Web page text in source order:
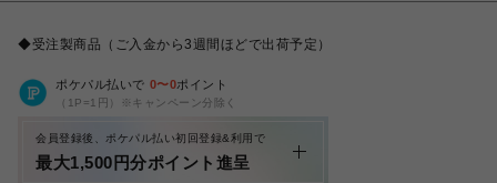
◆受注製商品（ご入金から3週間ほどで出荷予定）
ポケパル払いで 0〜0ポイント
（1P=1円）※キャンペーン分除く
会員登録後、ポケパル払い初回登録&利用で
最大1,500円分ポイント進呈